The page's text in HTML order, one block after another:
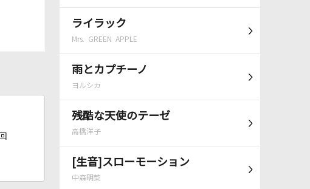
ライラック
Mrs. GREEN APPLE
雨とカプチーノ
ヨルシカ
残酷な天使のテーゼ
高橋洋子
[生音]スローモーション
中森明菜
回